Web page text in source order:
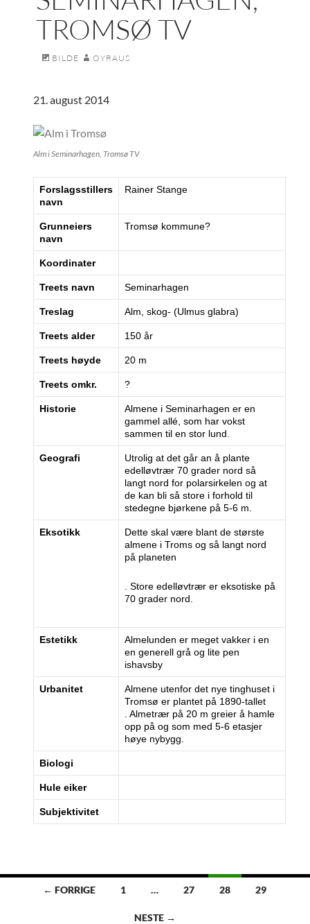
TROMSØ TV
BILDE OYRAUS
21. august 2014
Alm i Seminarhagen, Tromsø TV
Forslagsstillers
navn
Rainer Stange
Grunneiers
navn
Tromsø kommune?
Koordinater
Treets navn Seminarhagen
Treslag Alm, skog- (Ulmus glabra)
Treets alder 150 år
Treets høyde 20 m
Treets omkr. ?
Historie
Almene i Seminarhagen er en
gammel allé, som har vokst
sammen til en stor lund.
Geografi
Utrolig at det går an å plante
edelløvtrær 70 grader nord så
langt nord for polarsirkelen og at
de kan bli så store i forhold til
stedegne bjørkene på 5-6 m.
Eksotikk
Dette skal være blant de største
almene i Troms og så langt nord
på planeten
. Store edelløvtrær er eksotiske på
70 grader nord.
Estetikk
Almelunden er meget vakker i en
en generell grå og lite pen
ishavsby
Urbanitet
Almene utenfor det nye tinghuset i
Tromsø er plantet på 1890-tallet
. Almetrær på 20 m greier å hamle
opp på og som med 5-6 etasjer
høye nybygg.
Biologi
Hule eiker
Subjektivitet
Innleggsnavigasjon
← FORRIGE 1 … 27 28 29
NESTE →